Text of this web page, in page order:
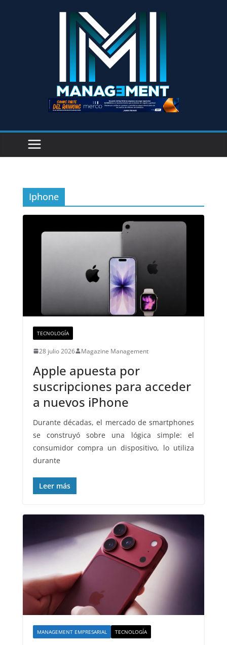
Iphone
TECNOLOGÍA
28 julio 2026 Magazine Management
Apple apuesta por
suscripciones para acceder
a nuevos iPhone
Durante décadas, el mercado de smartphones
se construyó sobre una lógica simple: el
consumidor compra un dispositivo, lo utiliza
durante
Leer más
MANAGEMENT EMPRESARIAL TECNOLOGÍA